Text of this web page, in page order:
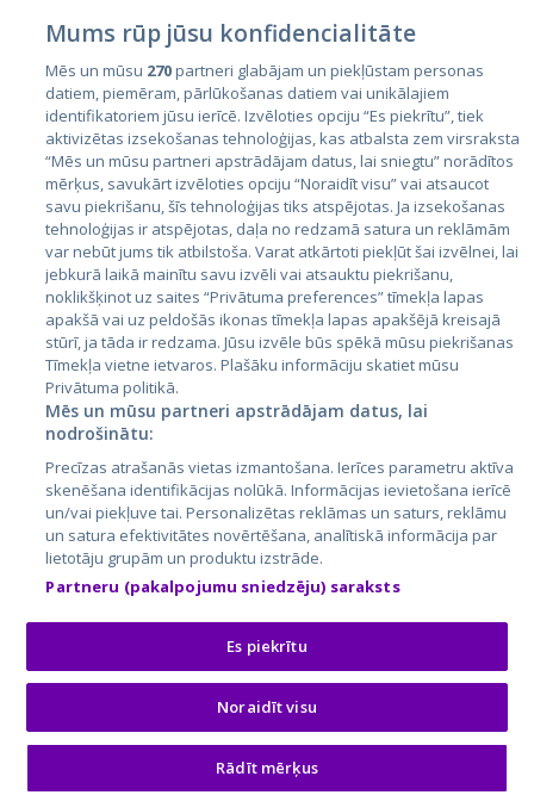
Valstis
Igaunija
Latvija
Lietuva
City24.lv
City24.ee
GetaPro.lv
GetaPro.ee
Skelbiu.lt
Autoplius.lt
Aruodas.lt
CVbankas.lt
Kainos.lt
Paslaugos.lt
auto24.ee
Osta.ee
KuldneBörs.ee
© 2026 GetaPro. Visas tiesības aizsargātas.
Mums rūp jūsu konfidencialitāte
Mēs un mūsu 270partneri glabājam un piekļūstam personas
datiem, piemēram, pārlūkošanas datiem vai unikālajiem
identifikatoriem jūsu ierīcē. Izvēloties opciju “Es piekrītu”, tiek
aktivizētas izsekošanas tehnoloģijas, kas atbalsta zem virsraksta
“Mēs un mūsu partneri apstrādājam datus, lai sniegtu” norādītos
mērķus, savukārt izvēloties opciju “Noraidīt visu” vai atsaucot
savu piekrišanu, šīs tehnoloģijas tiks atspējotas. Ja izsekošanas
tehnoloģijas ir atspējotas, daļa no redzamā satura un reklāmām
var nebūt jums tik atbilstoša. Varat atkārtoti piekļūt šai izvēlnei, lai
jebkurā laikā mainītu savu izvēli vai atsauktu piekrišanu,
noklikšķinot uz saites “Privātuma preferences” tīmekļa lapas
apakšā vai uz peldošās ikonas tīmekļa lapas apakšējā kreisajā
stūrī, ja tāda ir redzama. Jūsu izvēle būs spēkā mūsu piekrišanas
Tīmekļa vietne ietvaros. Plašāku informāciju skatiet mūsu
Privātuma politikā.
Mēs un mūsu partneri apstrādājam datus, lai
nodrošinātu:
Precīzas atrašanās vietas izmantošana. Ierīces parametru aktīva
skenēšana identifikācijas nolūkā. Informācijas ievietošana ierīcē
un/vai piekļuve tai. Personalizētas reklāmas un saturs, reklāmu
un satura efektivitātes novērtēšana, analītiskā informācija par
lietotāju grupām un produktu izstrāde.
Partneru (pakalpojumu sniedzēju) saraksts
Es piekrītu
Noraidīt visu
Rādīt mērķus